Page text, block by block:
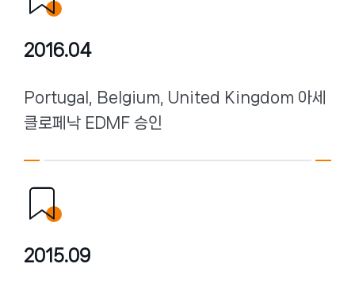
2016.04
Portugal, Belgium, United Kingdom 아세
클로페낙 EDMF 승인
2015.09